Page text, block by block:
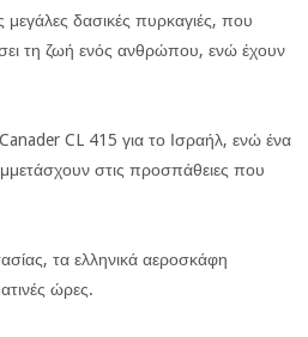
δασικές πυρκαγιές, που
τη ζωή ενός ανθρώπου, ενώ έχουν
CL 415 για το Ισραήλ, ενώ ένα
στις προσπάθειες που
τα ελληνικά αεροσκάφη
ώρες.